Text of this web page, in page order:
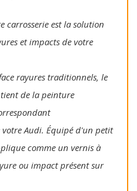
carrosserie est la solution
et impacts de votre
rayures traditionnels, le
de la peinture
Audi. Équipé d'un petit
comme un vernis à
ou impact présent sur